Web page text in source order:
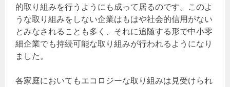
的取り組みを行うようにも成って居るのです。このよ
うな取り組みをしない企業はもはや社会的信用がない
とみなされることも多く、それに追随する形で中小零
細企業でも持続可能な取り組みが行われるようになり
ました。
各家庭においてもエコロジーな取り組みは見受けられ